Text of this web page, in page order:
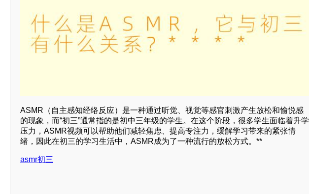
ASMR（自主感知经络反应）是一种通过听觉、视觉等感官刺激产生放松和愉悦感
的现象，而“初三”通常指的是初中三年级的学生。在这个阶段，很多学生面临着升学
压力，ASMR视频可以帮助他们减轻焦虑、提高专注力，缓解学习带来的紧张情
绪，因此在初三的学习生活中，ASMR成为了一种流行的放松方式。**
asmr初三